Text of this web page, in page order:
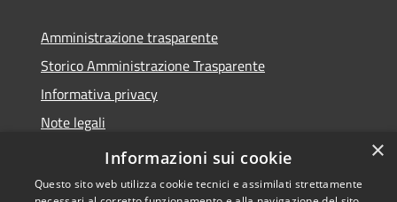
Amministrazione trasparente
Storico Amministrazione Trasparente
Informativa privacy
Note legali
Dichiarazione di accessibilità
×
Informazioni sui cookie
Questo sito web utilizza cookie tecnici e assimilati strettamente